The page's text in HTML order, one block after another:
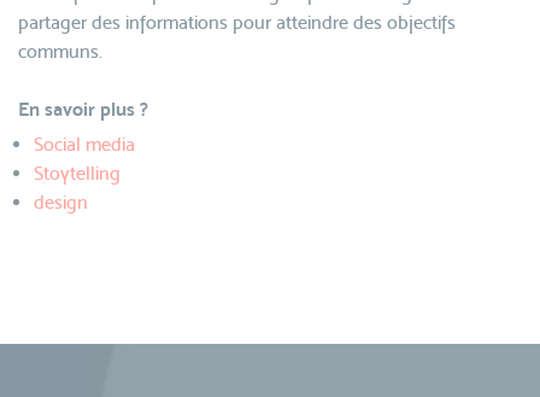
partager des informations pour atteindre des objectifs
communs.
En savoir plus ?
Social media
Stoytelling
design